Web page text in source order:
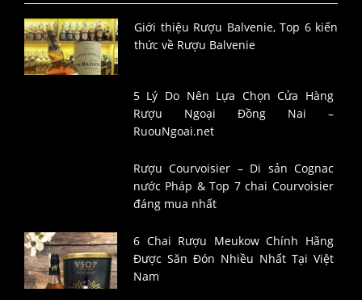
Giới thiệu Rượu Balvenie, Top 6 kiến
thức về Rượu Balvenie
5 Lý Do Nên Lựa Chọn Cửa Hàng
Rượu Ngoại Đồng Nai –
RuouNgoai.net
Rượu Courvoisier – Di sản Cognac
nước Pháp & Top 7 chai Courvoisier
đáng mua nhất
6 Chai Rượu Meukow Chính Hãng
Được Săn Đón Nhiều Nhất Tại Việt
Nam